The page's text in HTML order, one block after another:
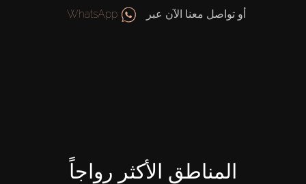
أو تواصل معنا الآن عبر WhatsApp
المناطق الأكثر رواجاً